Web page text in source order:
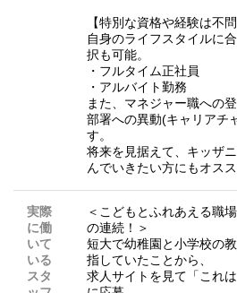
【特別な資格や経験は不問
自身のライフスタイルに
択も可能。
・フルタイム正社員
・アルバイト勤務
また、マネジャー職への
部署への異動(キャリアチ
す。
将来を見据えて、キッザ
んでいきたい方にもオスス
実際
に働
いて
いる
スタ
＜こどもとふれあえる職
の連続！＞
短大で幼稚園と小学校の
指していたことから、
求人サイトを見て「これ